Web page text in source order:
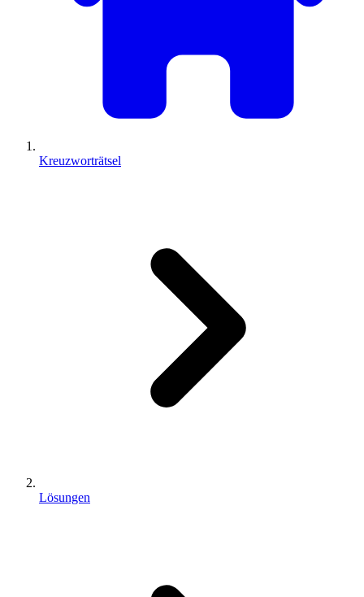
Kreuzworträtsel
Lösungen